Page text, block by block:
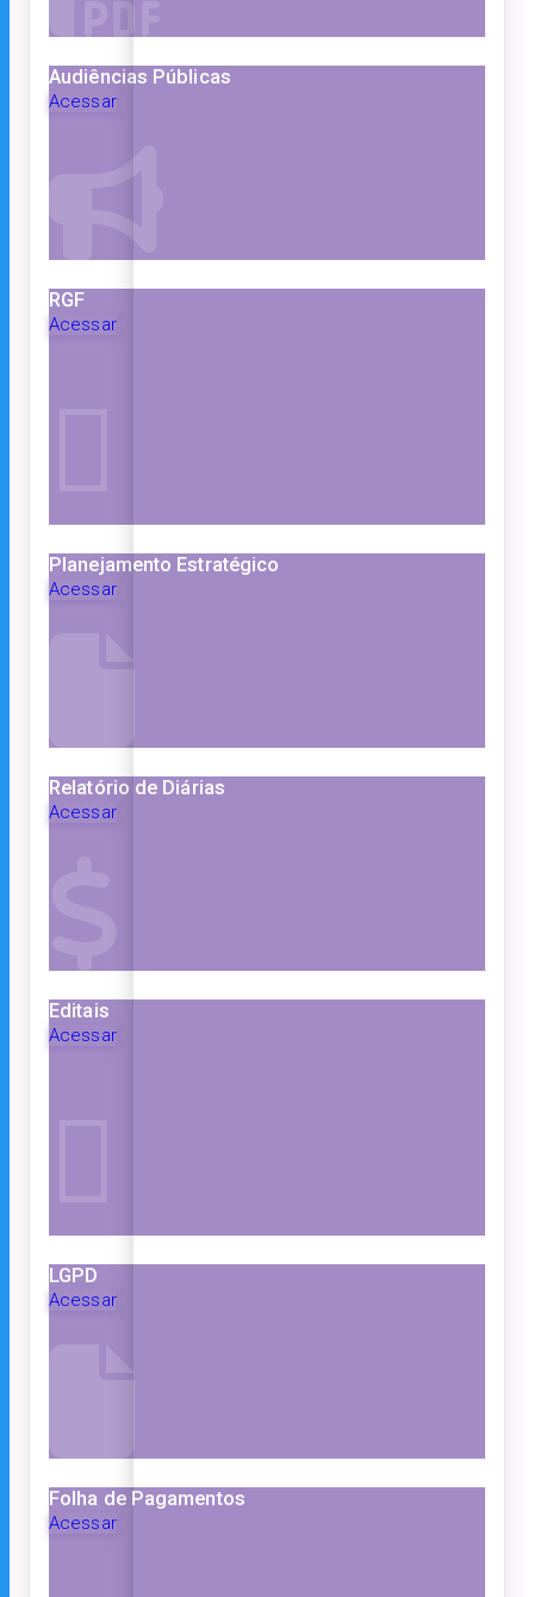
Audiências Públicas
Acessar
RGF
Acessar
Planejamento Estratégico
Acessar
Relatório de Diárias
Acessar
Editais
Acessar
LGPD
Acessar
Folha de Pagamentos
Acessar